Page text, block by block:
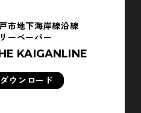
市地下海岸線沿線
ーペーパー
KAIGANLINE
ダウンロード